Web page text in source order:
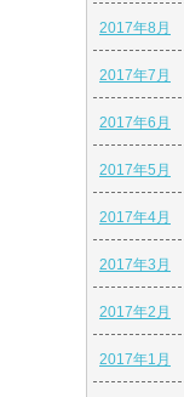
2017年8月
2017年7月
2017年6月
2017年5月
2017年4月
2017年3月
2017年2月
2017年1月